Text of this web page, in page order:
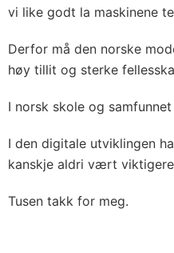
vi like godt la maskinene
Derfor må den norske
høy tillit og sterke
I norsk skole og
I den digitale utviklingen
kanskje aldri vært
Tusen takk for meg.